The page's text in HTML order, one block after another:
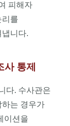
피해자
리를
니다.
통제
다. 수사관은
는 경우가
이션을